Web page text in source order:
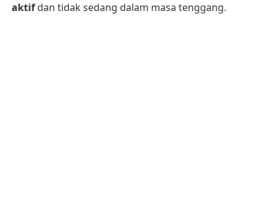
aktifdan tidak sedang dalam masa tenggang.